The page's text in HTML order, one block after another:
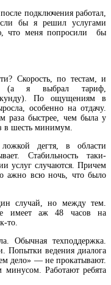
подключения работал,
бы я решил услугами
что меня попросили бы
Скорость, по тестам, и
(а я выбрал тариф,
По ощущениям в
особенно на отдачу.
раза быстрее, чем была у
в шесть минимум.
дегтя, в области
Стабильность таки-
услуг случаются. Причем
ажно всю ночь, что было
случай, но между тем.
имеет аж 48 часов на
то.
Обычная техподдержка.
Попытки ведения диалога
дело» — не прокатывают.
минусом. Работают ребята